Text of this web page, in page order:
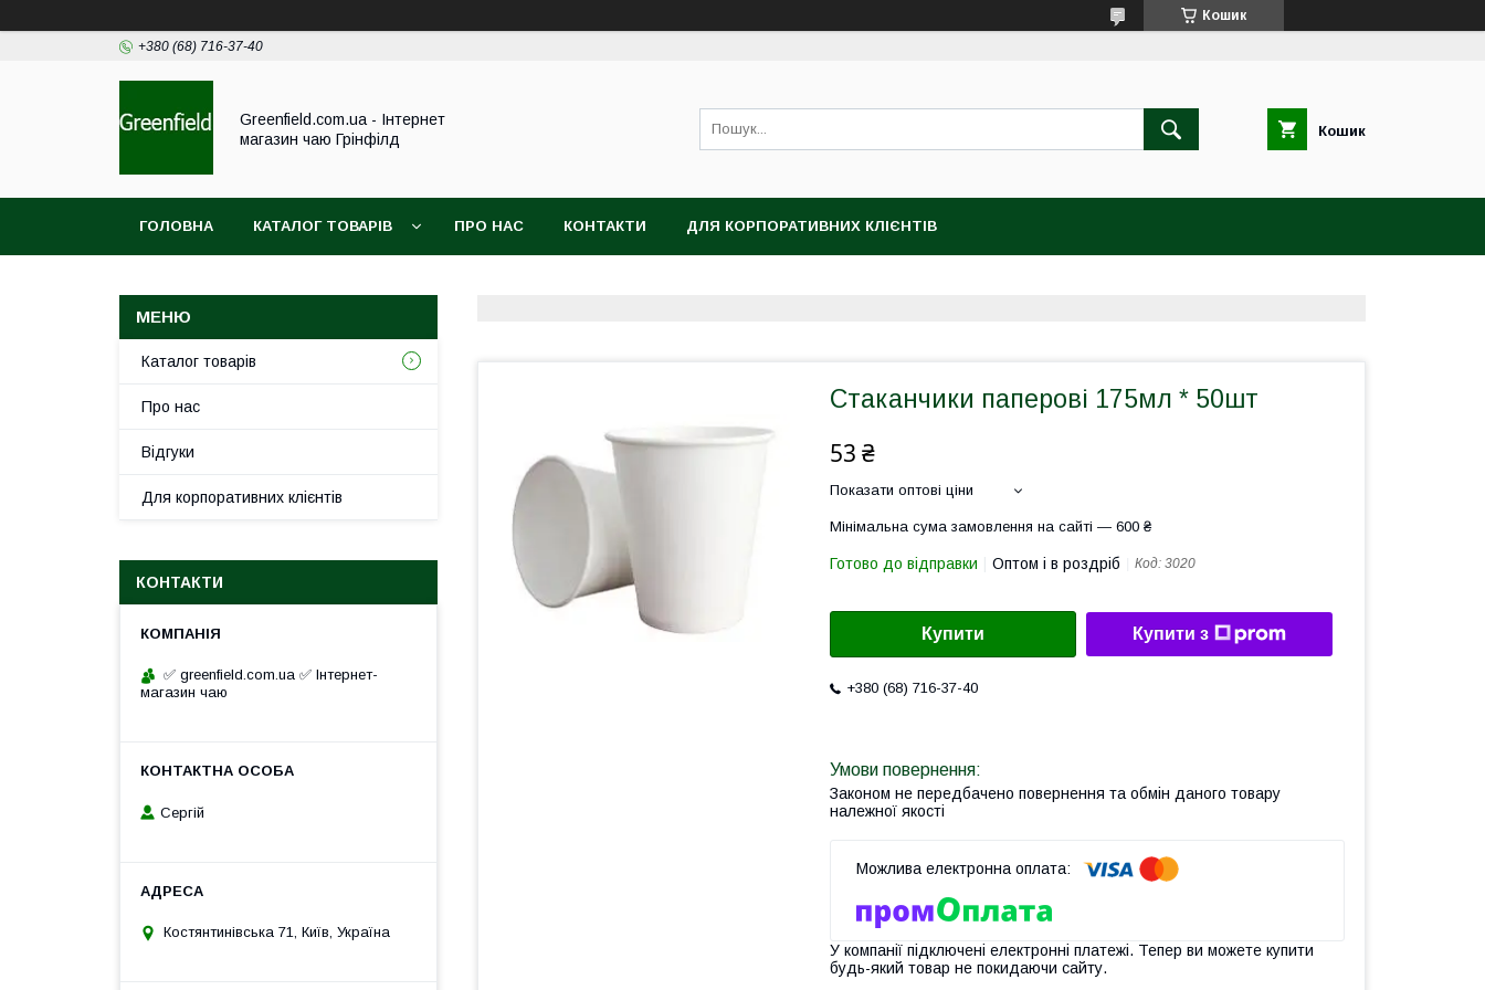
Кошик
+380 (68) 716-37-40
Greenfield.com.ua - Інтернет
магазин чаю Грінфілд
Кошик
ГОЛОВНА КАТАЛОГ ТОВАРІВ ПРО НАС КОНТАКТИ ДЛЯ КОРПОРАТИВНИХ КЛІЄНТІВ
Стаканчики паперові 175мл * 50шт
53 ₴
Показати оптові ціни
Мінімальна сума замовлення на сайті — 600 ₴
Готово до відправки Оптом і в роздріб Код: 3020
Купити Купити з
+380 (68) 716-37-40
Законом не передбачено повернення та обмін даного товару
належної якості
У компанії підключені електронні платежі. Тепер ви можете купити
будь-який товар не покидаючи сайту.
Каталог товарів
Про нас
Відгуки
Для корпоративних клієнтів
КОНТАКТИ
✅ greenfield.com.ua ✅ Інтернет-
магазин чаю
Сергій
Костянтинівська 71, Київ, Україна